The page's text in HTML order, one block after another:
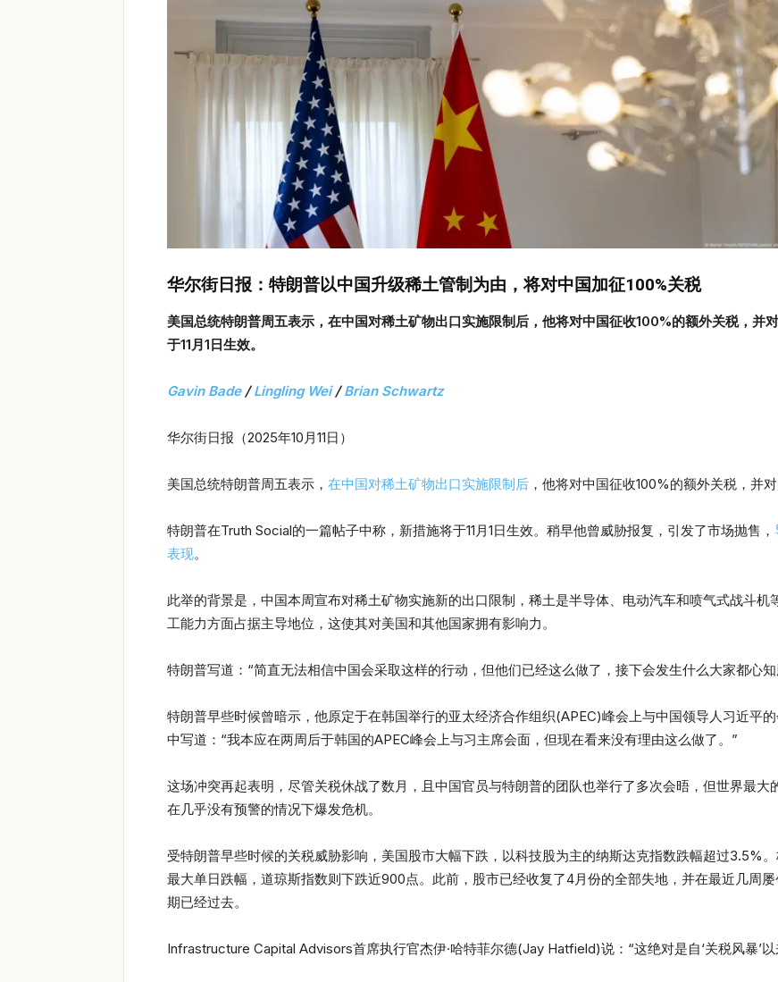
华尔街日报：特朗普以中国升级稀土管制为由，将对中国加征100%关税
美国总统特朗普周五表示，在中国对稀土矿物出口实施限制后，他将对中国征收100%的额外关税，并
于11 月1日生效。
Gavin Bade/Lingling Wei/Brian Schwartz
华尔街日报（2025年10月11日）
美国总统特朗普周五表示， 在中国对稀土矿物出口实施限制后 ，他将对中国征收100%的额外关税，并
特朗普在Truth Social的一篇帖子中称，新措施将于11月1日生效。稍早他曾威胁报复，引发了市场抛售，
表现。
此举的背景是，中国本周宣布对稀土矿物实施新的出口限制，稀土是半导体、电动汽车和喷气式战斗
工能力方面占据主导地位，这使其对美国和其他国家拥有影响力。
特朗普写道：“简直无法相信中国会采取这样的行动，但他们已经这么做了，接下会发生什么大家都心
特朗普早些时候曾暗示，他原定于在韩国举行的亚太经济合作组织(APEC)峰会上与中国领导人习近平
中写道：“我本应在两周后于韩国的APEC峰会上与习主席会面，但现在看来没有理由这么做了。”
这场冲突再起表明，尽管关税休战了数月，且中国官员与特朗普的团队也举行了多次会晤，但世界最
在几乎没有预警的情况下爆发危机。
受特朗普早些时候的关税威胁影响，美国股市大幅下跌，以科技股为主的纳斯达克指数跌幅超过3.5%
最大单日跌幅，道琼斯指数则下跌近900点。此前，股市已经收复了4月份的全部失地，并在最近几周
期已经过去。
Infrastructure Capital Advisors首席执行官杰伊·哈特菲尔德(Jay Hatfield)说：“这绝对是自‘关税风暴’